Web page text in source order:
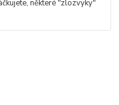
některé "zlozvyky"